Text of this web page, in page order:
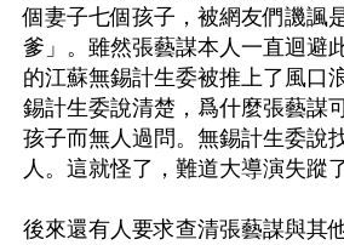
個妻子七個孩子，被網友們譏諷
爹」。雖然張藝謀本人一直迴避
的江蘇無錫計生委被推上了風口
錫計生委說清楚，爲什麼張藝謀
孩子而無人過問。無錫計生委說
人。這就怪了，難道大導演失蹤
後來還有人要求查清張藝謀與其